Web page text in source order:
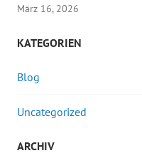
März 16, 2026
KATEGORIEN
Blog
Uncategorized
ARCHIV